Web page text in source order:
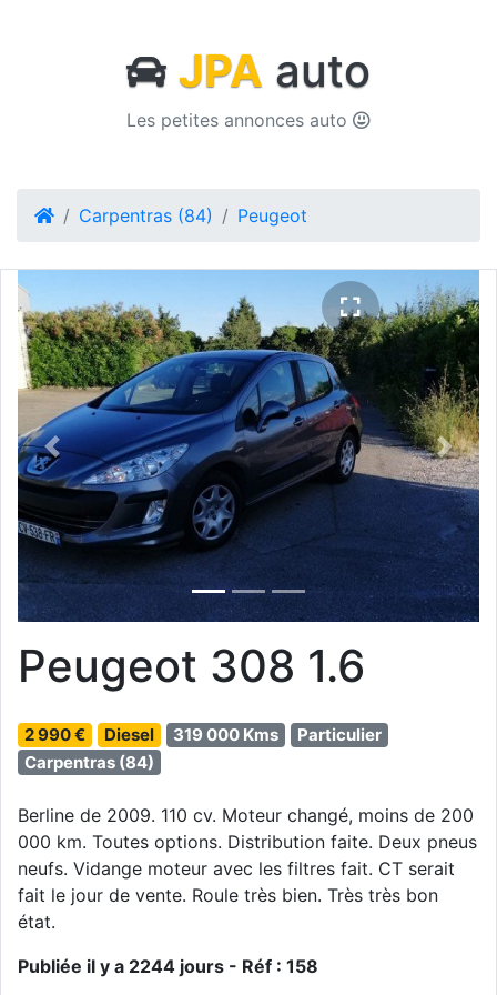
JPA auto
Les petites annonces auto
Carpentras (84) Peugeot
Previous Next
Peugeot 308 1.6
2 990 € Diesel 319 000 Kms
Particulier
Carpentras (84)
Berline de 2009. 110 cv. Moteur changé, moins de 200
000 km. Toutes options. Distribution faite. Deux pneus
neufs. Vidange moteur avec les filtres fait. CT serait
fait le jour de vente. Roule très bien. Très très bon
état.
Publiée il y a 2244 jours - Réf : 158